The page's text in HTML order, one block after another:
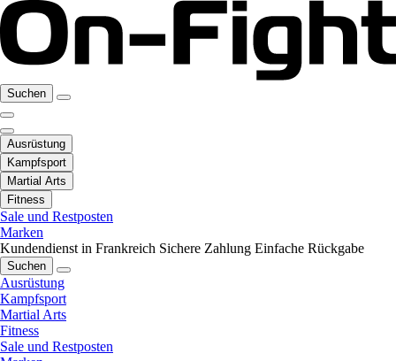
Suchen
Ausrüstung
Kampfsport
Martial Arts
Fitness
Sale und Restposten
Marken
Kundendienst in Frankreich Sichere Zahlung Einfache Rückgabe
Suchen
Ausrüstung
Kampfsport
Martial Arts
Fitness
Sale und Restposten